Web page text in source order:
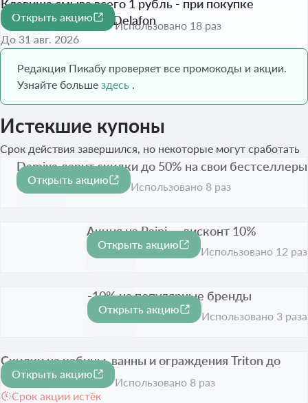
Клавиша смыва всего 1 рубль - при покупке
инсталляции Jacob Delafon
До 31 авг. 2026
Открыть акцию
Использовано 18 раз
Редакция Пикабу проверяет все промокоды и акции.
Узнайте больше здесь .
Истекшие купоны
Срок действия завершился, но некоторые могут сработать
-50%
Damixa дарит скидки до 50% на свои бестселлеры
Срок акции истёк
Открыть акцию
Использовано 8 раз
-10%
Акция на Paini — дисконт 10%
Срок акции истёк
Открыть акцию
Использовано 12 раз
-10%
-10% на популярные бренды
Срок акции истёк
Открыть акцию
Использовано 3 раза
-35%
Скидки на кабины, ванны и ограждения Triton до
-35%
Срок акции истёк
Открыть акцию
Использовано 8 раз